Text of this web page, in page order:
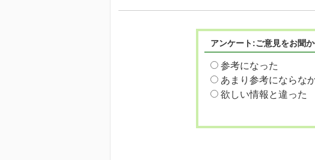
アンケート:ご意見をお聞
参考になった
あまり参考にならな
欲しい情報と違った